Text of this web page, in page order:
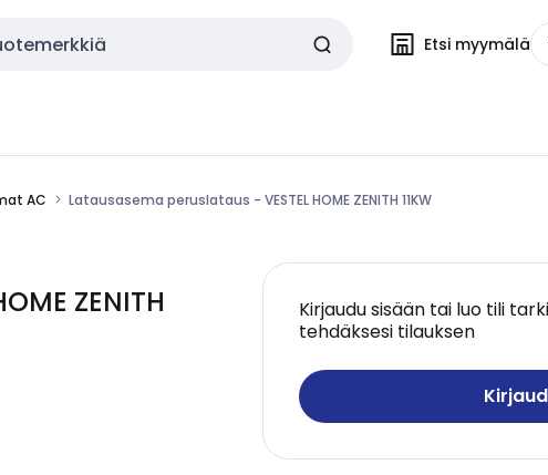
Etsi myymälä
AC Latausasema peruslataus - VESTEL HOME ZENITH 11KW
ZENITH
Kirjaudu sisään tai luo tili
tehdäksesi tilauksen